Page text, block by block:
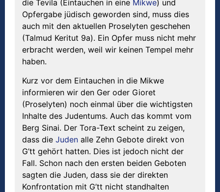
die Tevila (Eintauchen in eine Mikwe) und
Opfergabe jüdisch geworden sind, muss dies
auch mit den aktuellen Proselyten geschehen
(Talmud Keritut 9a). Ein Opfer muss nicht mehr
erbracht werden, weil wir keinen Tempel mehr
haben.
Kurz vor dem Eintauchen in die Mikwe
informieren wir den Ger oder Gioret
(Proselyten) noch einmal über die wichtigsten
Inhalte des Judentums. Auch das kommt vom
Berg Sinai. Der Tora-Text scheint zu zeigen,
dass die Juden alle Zehn Gebote direkt von
G’tt gehört hatten. Dies ist jedoch nicht der
Fall. Schon nach den ersten beiden Geboten
sagten die Juden, dass sie der direkten
Konfrontation mit G’tt nicht standhalten